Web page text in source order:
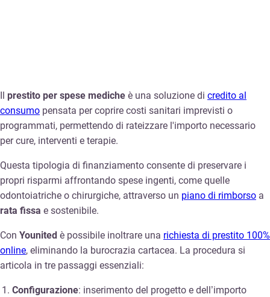
prestito per spese mediche è una soluzione di credito al
consumo pensata per coprire costi sanitari imprevisti o
programmati, permettendo di rateizzare l'importo necessario
per cure, interventi e terapie.
Questa tipologia di finanziamento consente di preservare i
propri risparmi affrontando spese ingenti, come quelle
odontoiatriche o chirurgiche, attraverso un piano di rimborso a
rata fissa e sostenibile.
Con Younited è possibile inoltrare una richiesta di prestito 100%
online, eliminando la burocrazia cartacea. La procedura si
articola in tre passaggi essenziali:
Configurazione: inserimento del progetto e dell’importo